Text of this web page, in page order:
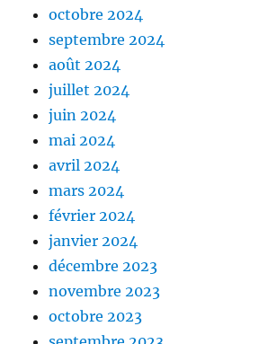
octobre 2024
septembre 2024
août 2024
juillet 2024
juin 2024
mai 2024
avril 2024
mars 2024
février 2024
janvier 2024
décembre 2023
novembre 2023
octobre 2023